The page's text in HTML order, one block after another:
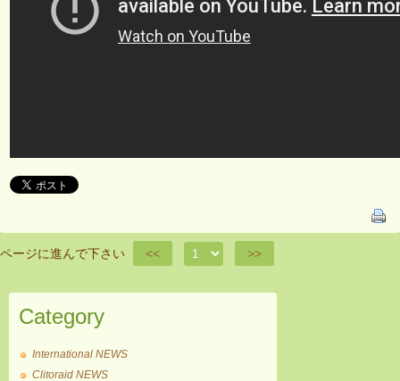
ページに進んで下さい << >>
Category
International NEWS
Clitoraid NEWS